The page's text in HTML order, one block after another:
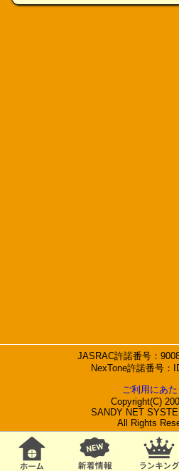
JASRAC許諾番号：
NexTone許諾番号：
ご利用にあ
Copyright(C)
SANDY NET
All Rights